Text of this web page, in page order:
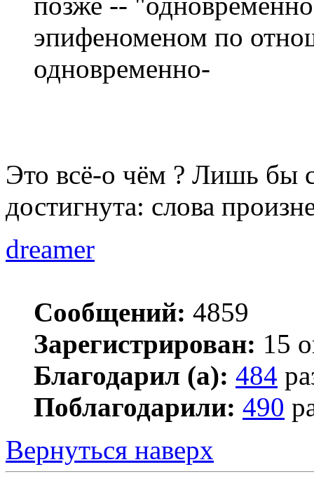
эпифеноменом по
одновременно-
Это всё-о чём ? Лишь бы
достигнута: слова
dreamer
Сообщений: 4859
Зарегистрирован: 15
Благодарил (а): 484
Поблагодарили: 490
Вернуться наверх